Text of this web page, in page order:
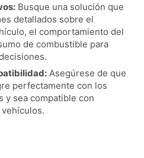
Busque una solución que
detallados sobre el
el comportamiento del
de combustible para
Asegúrese de que
perfectamente con los
y sea compatible con